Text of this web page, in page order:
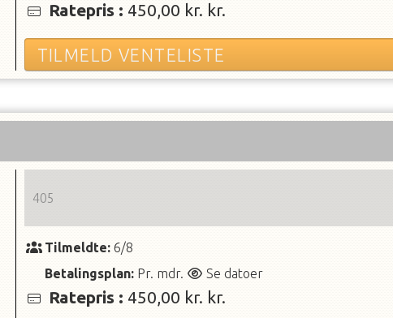
Ratepris : 450,00 kr. kr.
TILMELD VENTELISTE
405
Tilmeldte: 6/8
Betalingsplan: Pr. mdr. Se datoer
Ratepris : 450,00 kr. kr.